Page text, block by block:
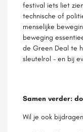
festival iets liet
technische of
menselijke
beweging
de Green Deal te
sleutelrol – en bij
Samen verder:
Wil je ook